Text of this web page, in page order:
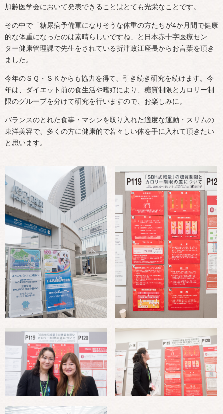
加齢医学会において発表できることはとても光栄なことです。
その中で「糖尿病予備軍になりそうな体重の方たちが4か月間で健康
的な体重になったのは素晴らしいですね」と日本赤十字医療セン
ター健康管理課で先生をされている折津政江座長からお言葉を頂き
ました。
今年のＳＱ・ＳＫからも協力を得て、引き続き研究を続けます。今
年は、ダイエット前の食生活や嗜好により、糖質制限とカロリー制
限のグループを分けて研究を行いますので、お楽しみに。
バランスのとれた食事・マシンを取り入れた適度な運動・スリムの
東洋美容で、多くの方に健康的で若々しい体を手に入れて頂きたい
と思います。